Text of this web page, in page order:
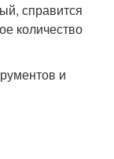
справится
количество
и